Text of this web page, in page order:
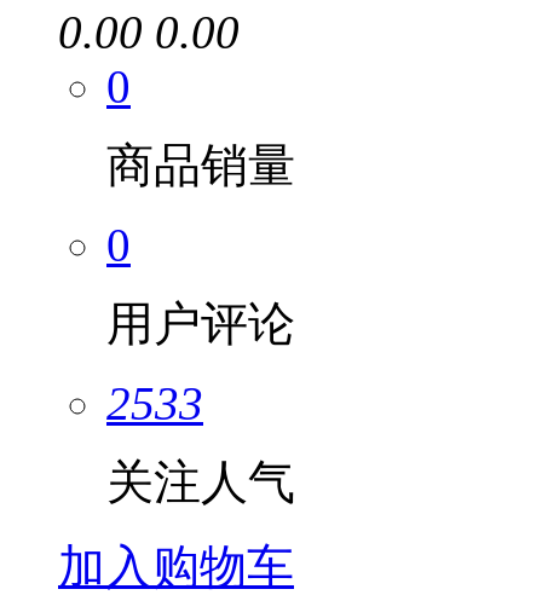
0.00 0.00
0
商品销量
0
用户评论
2533
关注人气
加入购物车